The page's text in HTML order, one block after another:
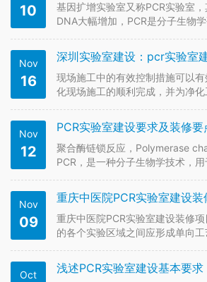
业街和交通要道。选择光…
10
基因扩增实验室又称PCR实验室
DNA大幅增加，PCR是分子生物
乙型肝炎、禽疫病、癌基因的检测
个体识别、亲子鉴定及法医物证
其衍生产品检测，动物饲料…
Nov
16
现场施工中的有效控制措施可以
化现场施工的顺利完成，并为净
全监管和质量操作水平。下面深
pcr实验室建设净化现场中的标准
PCR实验室建设净化过…
Nov
12
PCR实验室建设要求及装修要
聚合酶链锁反应，Polymerase
PCR，是一种分子生物学技术，
酵母菌等生物体。PCR这项技术，
和生物学的实验室，例如用于判断
某…
Nov
09
重庆中医院PCR实验室建设装
重庆中医院PCR实验室建设装修
的各个实验区域之间应形成单向
避免实验之间的相互干扰和交叉污
对实验过程造成污染，产生假性结
Oct 浅述PCR实验室建设基本要求